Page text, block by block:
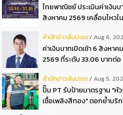
ไทยพาณิชย์ ประเมินค่าเงินบ
สิงหาคม 2569 เคลื่อนไหวใน
ดอลลาร์
สํานักข่าวสับปะรด Aug 6,
ค่าเงินบาทเปิดเช้า 6 สิงหาคม
2569 ที่ระดับ 33.06 บาทต่อ
สํานักข่าวสับปะรด Aug 5,
ปั๊ม PT รับป้ายมาตรฐาน "หั
เชื้อเพลิงสีทอง" ตอกย้ำบริก